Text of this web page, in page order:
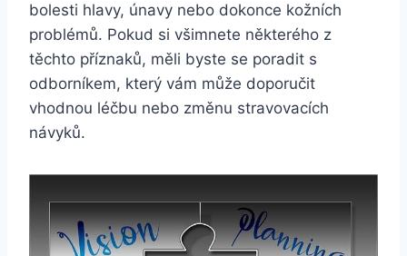
bolesti hlavy, ⁤únavy nebo dokonce kožních
problémů. Pokud ⁤si všimnete některého z
těchto příznaků, měli ‌byste se⁤ poradit‌ s
odborníkem, který vám‌ může doporučit
vhodnou léčbu nebo změnu stravovacích
návyků.